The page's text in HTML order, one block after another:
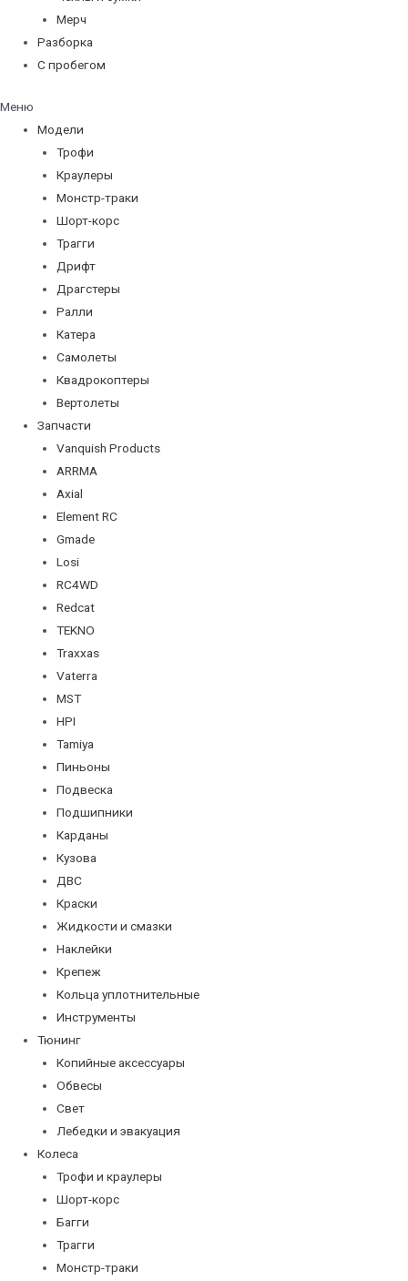
Мерч
Разборка
С пробегом
Меню
Модели
Трофи
Краулеры
Монстр-траки
Шорт-корс
Трагги
Дрифт
Драгстеры
Ралли
Катера
Самолеты
Квадрокоптеры
Вертолеты
Запчасти
Vanquish Products
ARRMA
Axial
Element RC
Gmade
Losi
RC4WD
Redcat
TEKNO
Traxxas
Vaterra
MST
HPI
Tamiya
Пиньоны
Подвеска
Подшипники
Карданы
Кузова
ДВС
Краски
Жидкости и смазки
Наклейки
Крепеж
Кольца уплотнительные
Инструменты
Тюнинг
Копийные аксессуары
Обвесы
Свет
Лебедки и эвакуация
Колеса
Трофи и краулеры
Шорт-корс
Багги
Трагги
Монстр-траки